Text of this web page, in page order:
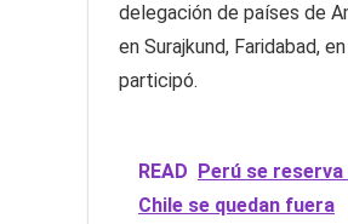
delegación de países de
en Surajkund, Faridabad,
participó.
READ Perú se
Chile se quedan fuera